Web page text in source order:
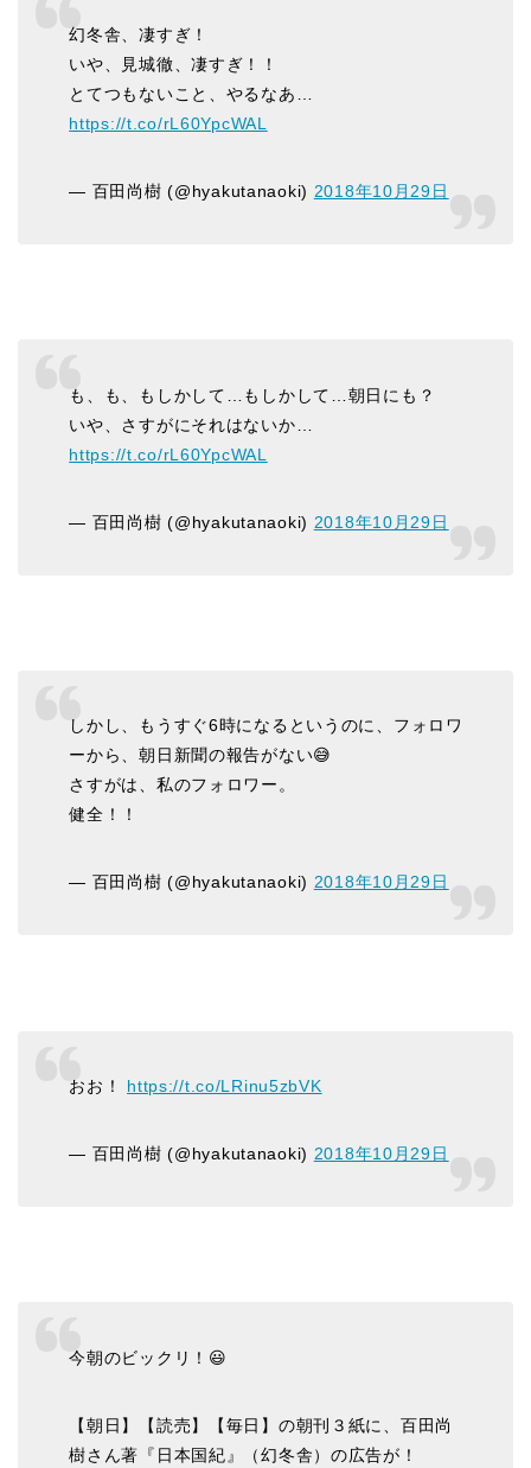
幻冬舎、凄すぎ！
いや、見城徹、凄すぎ！！
とてつもないこと、やるなあ…
https://t.co/rL60YpcWAL
— 百田尚樹 (@hyakutanaoki) 2018年10月29日
も、も、もしかして…もしかして…朝日にも？
いや、さすがにそれはないか…
https://t.co/rL60YpcWAL
— 百田尚樹 (@hyakutanaoki) 2018年10月29日
しかし、もうすぐ6時になるというのに、フォロワ
ーから、朝日新聞の報告がない😅
さすがは、私のフォロワー。
健全！！
— 百田尚樹 (@hyakutanaoki) 2018年10月29日
おお！ https://t.co/LRinu5zbVK
— 百田尚樹 (@hyakutanaoki) 2018年10月29日
今朝のビックリ！😃
【朝日】【読売】【毎日】の朝刊３紙に、百田尚
樹さん著『日本国紀』（幻冬舎）の広告が！